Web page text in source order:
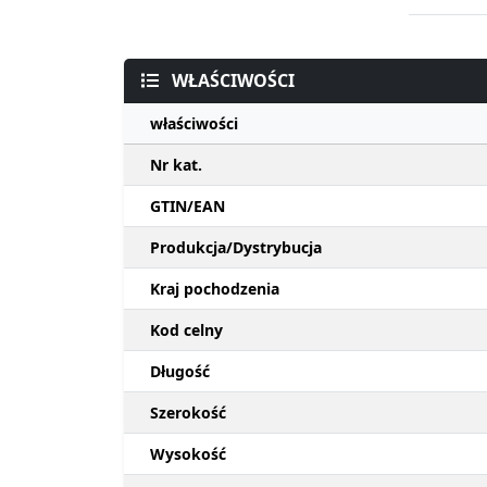
WŁAŚCIWOŚCI
właściwości
Nr kat.
GTIN/EAN
Produkcja/Dystrybucja
Kraj pochodzenia
Kod celny
Długość
Szerokość
Wysokość